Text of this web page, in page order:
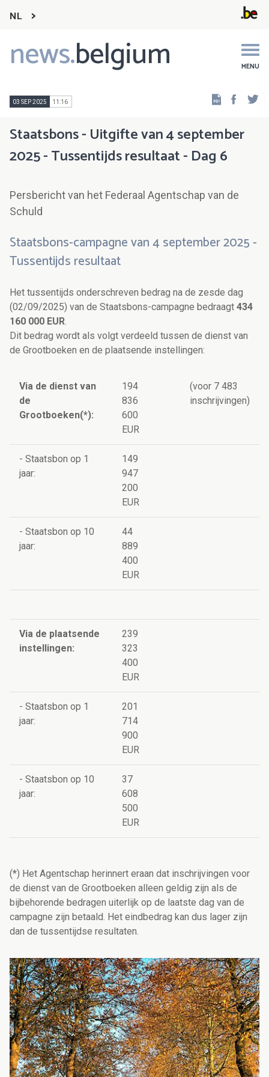
NL
news.belgium MENU
Main
navigation
03 SEP 2025 11:16
Staatsbons - Uitgifte van 4 september
2025 - Tussentijds resultaat - Dag 6
Persbericht van het Federaal Agentschap van de
Schuld
Staatsbons-campagne van 4 september 2025 -
Tussentijds resultaat
Het tussentijds onderschreven bedrag na de zesde dag
(02/09/2025) van de Staatsbons-campagne bedraagt 434
160 000 EUR.
Dit bedrag wordt als volgt verdeeld tussen de dienst van
de Grootboeken en de plaatsende instellingen:
Via de dienst van
de
Grootboeken(*):
194
836
600
EUR
(voor 7 483
inschrijvingen)
- Staatsbon op 1
jaar:
149
947
200
EUR
- Staatsbon op 10
jaar:
44
889
400
EUR
Via de plaatsende
instellingen:
239
323
400
EUR
- Staatsbon op 1
jaar:
201
714
900
EUR
- Staatsbon op 10
jaar:
37
608
500
EUR
(*) Het Agentschap herinnert eraan dat inschrijvingen voor
de dienst van de Grootboeken alleen geldig zijn als de
bijbehorende bedragen uiterlijk op de laatste dag van de
campagne zijn betaald. Het eindbedrag kan dus lager zijn
dan de tussentijdse resultaten.